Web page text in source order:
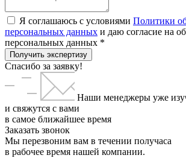
Я соглашаюсь с условиями Политики
персональных данных и даю согласие на
персональных данных *
Получить экспертизу
Спасибо за заявку!
Наши менеджеры уже
и свяжутся с вами
в самое ближайшее время
Заказать звонок
Мы перезвоним вам в течении получаса
в рабочее время нашей компании.